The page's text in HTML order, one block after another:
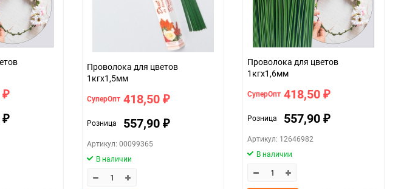
₽
₽
Проволока для цветов
1кгx1,5мм
СуперОпт 418,50 ₽
Розница 557,90 ₽
Артикул: 00099365
В наличии
Проволока для цветов
1кгx1,6мм
СуперОпт 418,50 ₽
Розница 557,90 ₽
Артикул: 12646982
В наличии